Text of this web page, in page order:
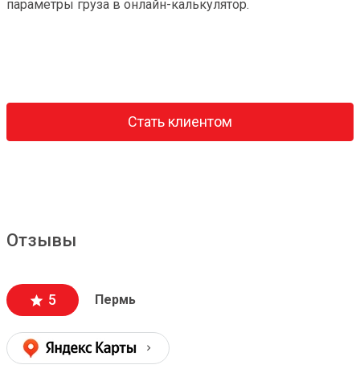
параметры груза в онлайн-калькулятор.
Стать клиентом
Отзывы
5 Пермь